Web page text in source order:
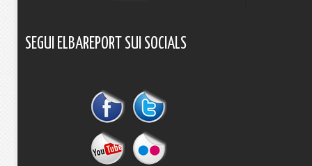
SEGUI ELBAREPORT SUI SOCIALS